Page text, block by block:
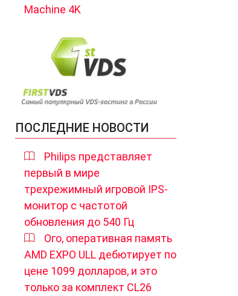
Machine 4K
ПОСЛЕДНИЕ НОВОСТИ
Philips представляет
первый в мире
трехрежимный игровой IPS-
монитор с частотой
обновления до 540 Гц
Ого, оперативная память
AMD EXPO ULL дебютирует по
цене 1099 долларов, и это
только за комплект CL26